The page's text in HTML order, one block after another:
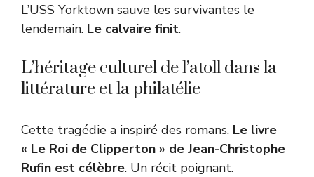
L’USS Yorktown sauve les survivantes le
lendemain. Le calvaire finit.
L’héritage culturel de l’atoll dans la
littérature et la philatélie
Cette tragédie a inspiré des romans. Le livre
« Le Roi de Clipperton » de Jean-Christophe
Rufin est célèbre. Un récit poignant.